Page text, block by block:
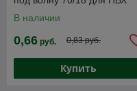
В наличии
0,66 руб. 0,83 руб.
Купить